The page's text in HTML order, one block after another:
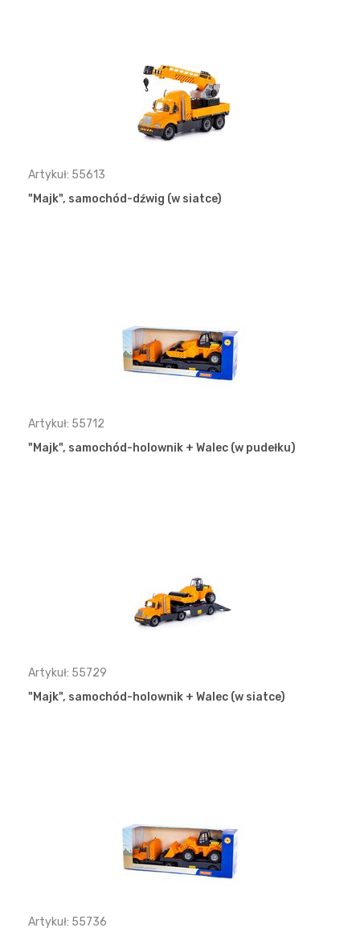
Artykuł: 55613
"Majk", samochód-dźwig (w siatce)
Artykuł: 55712
"Majk", samochód-holownik + Walec (w pudełku)
Artykuł: 55729
"Majk", samochód-holownik + Walec (w siatce)
Artykuł: 55736